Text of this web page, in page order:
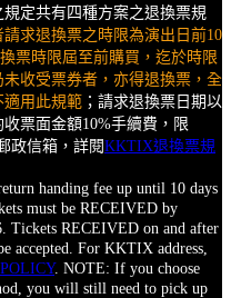
定共有四種方案之退換票規
請求退換票之時限為演出日前10
票時限屆至前購買，迄於時限
收受票券者，亦得退換票，全
用此規範 ；請求退換票日期以
票面金額10%手續費，限
政信箱，詳閱KKTIX退換票規
handing fee up until 10 days
must be RECEIVED by
Tickets RECEIVED on and after
accepted. For KKTIX address,
. NOTE: If you choose
you will still need to pick up